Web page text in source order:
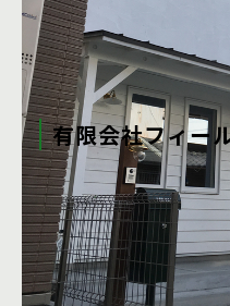
有限会社フィー
世の中には、様々な工法の
は、 「心身ともにリラックスできて、健康で快適に安心して
暮らせる家」 「手を加えな
家」 これらを真剣に追及したいと考えました。 その結果行
き着いたひとつの形が【無